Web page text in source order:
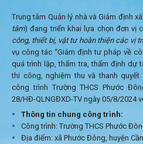
Trung tâm Quản lý nhà và Giám định
tâm) đang triển khai lựa chọn đơn vị
công, thiết bị, vật tư hoàn thiện các vị
vụ công tác “Giám định tư pháp về
quá trình lập, thẩm tra, thẩm định dự
thi công, nghiệm thu và thanh
công trình Trường THCS Phước
28/HĐ-QLNGĐXD-TV ngày 05/8/2024
Thông tin chung công trình:
Công trình: Trường THCS Phước
Địa điểm: xã Phước Đông, huyện